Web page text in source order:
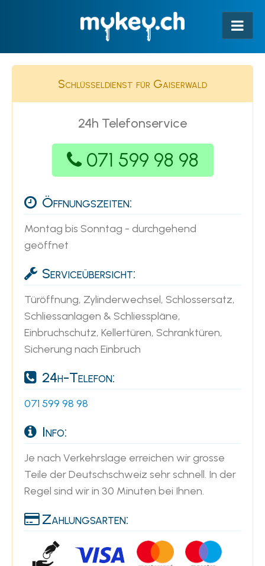
Schlüsseldienst für Gaiserwald
24h Telefonservice
071 599 98 98
Öffnungszeiten:
Montag bis Sonntag - durchgehend
geöffnet
Serviceübersicht:
Türöffnung, Zylinderwechsel, Schlossersatz,
Schliessanlagen & Schliesspläne,
Einbruchschutz, Kellertüren, Schranktüren,
Sicherung nach Einbruch
24h-Telefon:
071 599 98 98
Info:
Je nach Verkehrslage erreichen wir grosse
Teile der Deutschschweiz sehr schnell. In der
Regel sind wir in 30 Minuten bei Ihnen.
Zahlungsarten: